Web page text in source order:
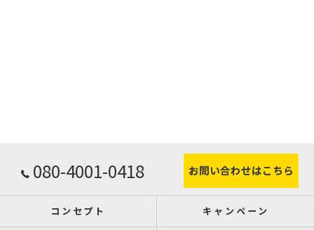
080-4001-0418 お問い合わせはこちら
コンセプト キャンペーン